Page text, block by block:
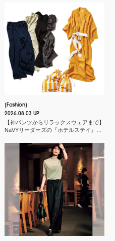
Fashion
2026.08.03 UP
【神パンツからリラックスウェアまで】
NaVYリーダーズの『ホテルステイ』に